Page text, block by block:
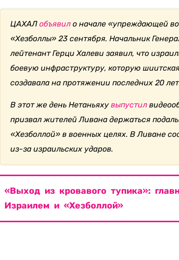
ЦАХАЛобъявил о начале «упреждающей
«Хезболлы» 23 сентября. Начальник
лейтенант Герци Халеви заявил, что
боевую инфраструктуру, которую
создавала на протяжении последних 20
В этот же день Нетаньяхувыпустил
призвал жителей Ливана держаться
«Хезболлой» в военных целях. В Ливане
из-за израильских ударов.
«Выход из кровавого тупика»:
Израилем и «Хезболлой»